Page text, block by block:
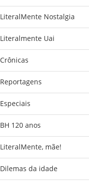
LiteralMente Nostalgia
Literalmente Uai
Crônicas
Reportagens
Especiais
BH 120 anos
LiteralMente, mãe!
Dilemas da idade